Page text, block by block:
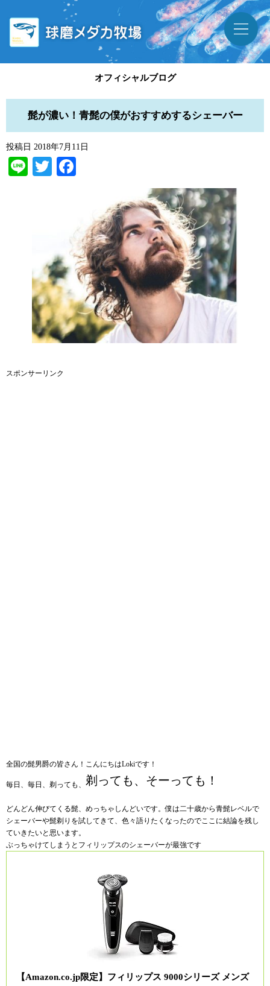
オフィシャルブログ
髭が濃い！青髭の僕がおすすめするシェーバー
投稿日 2018年7月11日
LineTwitter
スポンサーリンク
全国の髭男爵の皆さん！こんにちはLokiです！
毎日、毎日、剃っても、 剃っても、そーっても！
どんどん伸びてくる髭、めっちゃしんどいです。僕は二十歳から青髭レベルで
シェーバーや髭剃りを試してきて、色々語りたくなったのでここに結論を残し
ていきたいと思います。
ぶっちゃけてしまうとフィリップスのシェーバーが最強です
【Amazon.co.jp限定】フィリップス 9000シリーズ メンズ